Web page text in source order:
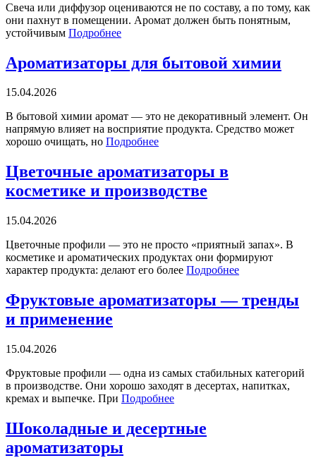
Свеча или диффузор оцениваются не по составу, а по тому, как
они пахнут в помещении. Аромат должен быть понятным,
устойчивым Подробнее
Ароматизаторы для бытовой химии
15.04.2026
В бытовой химии аромат — это не декоративный элемент. Он
напрямую влияет на восприятие продукта. Средство может
хорошо очищать, но Подробнее
Цветочные ароматизаторы в
косметике и производстве
15.04.2026
Цветочные профили — это не просто «приятный запах». В
косметике и ароматических продуктах они формируют
характер продукта: делают его более Подробнее
Фруктовые ароматизаторы — тренды
и применение
15.04.2026
Фруктовые профили — одна из самых стабильных категорий
в производстве. Они хорошо заходят в десертах, напитках,
кремах и выпечке. При Подробнее
Шоколадные и десертные
ароматизаторы